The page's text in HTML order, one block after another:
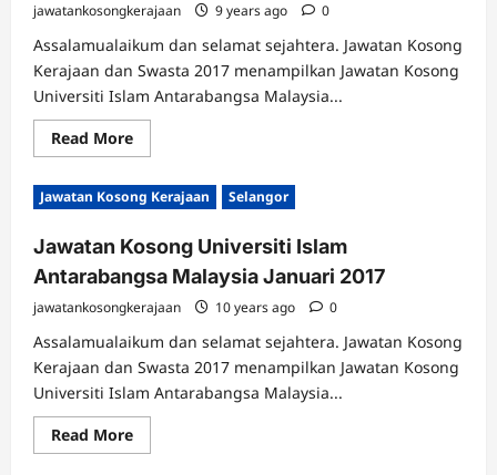
jawatankosongkerajaan 9 years ago 0
Assalamualaikum dan selamat sejahtera. Jawatan Kosong
Kerajaan dan Swasta 2017 menampilkan Jawatan Kosong
Universiti Islam Antarabangsa Malaysia...
Read MoreRead
more
Jawatan
Kosong
Universiti
Antarabangsa
Malaysia
Julai
2017
Jawatan Kosong Kerajaan Selangor
Jawatan Kosong Universiti Islam
Antarabangsa Malaysia Januari 2017
jawatankosongkerajaan 10 years ago 0
Assalamualaikum dan selamat sejahtera. Jawatan Kosong
Kerajaan dan Swasta 2017 menampilkan Jawatan Kosong
Universiti Islam Antarabangsa Malaysia...
Read MoreRead
more